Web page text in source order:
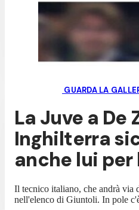
GUARDA LA
La Juve a De
Inghilterra
anche lui
Il tecnico italiano, che andrà via
nell'elenco di Giuntoli. In pole